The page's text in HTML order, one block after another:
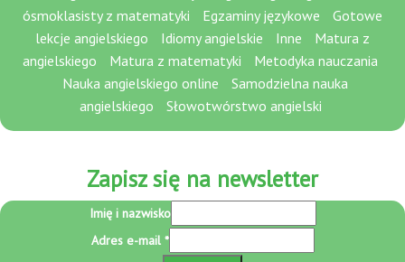
ósmoklasisty z matematyki
Egzaminy językowe
Gotowe
lekcje angielskiego
Idiomy angielskie Inne
Matura z
angielskiego
Matura z matematyki
Metodyka nauczania
Nauka angielskiego online
Samodzielna nauka
angielskiego
Słowotwórstwo angielski
Zapisz się na newsletter
Imię
i
Imię i nazwisko
Adres e-mail *